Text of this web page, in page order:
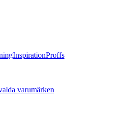
InspirationProffs
varumärken